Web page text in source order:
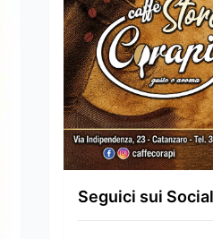
Seguici sui Social